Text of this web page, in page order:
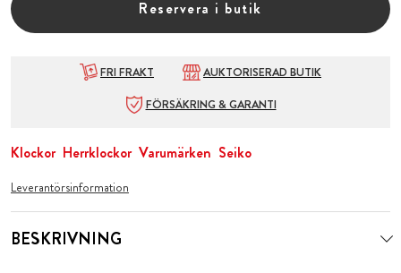
Reservera i butik
FRI FRAKT
AUKTORISERAD BUTIK
FÖRSÄKRING & GARANTI
Klockor Herrklockor Varumärken Seiko
Leverantörsinformation
BESKRIVNING